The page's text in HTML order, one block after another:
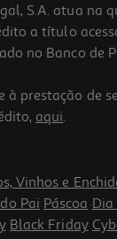
0.50l (sdr)
S.A. atua na
a título
no Banco de
à prestação de
aqui.
Vinhos e
Pai Páscoa Dia
Black Friday